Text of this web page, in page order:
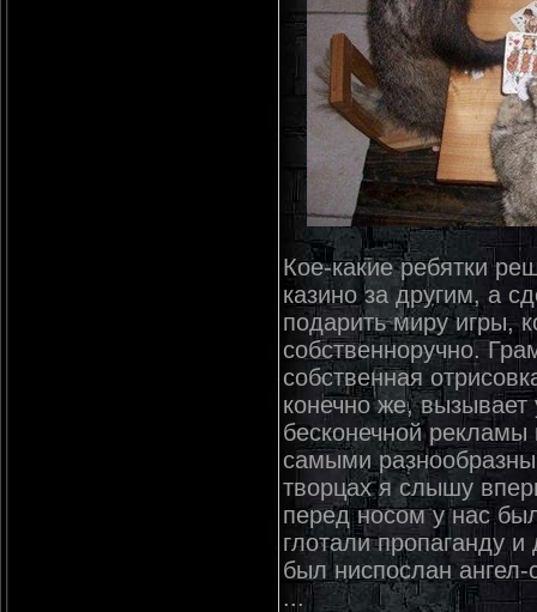
Кое-какие ребятки
казино за другим, а
подарить миру игры,
собственноручно.
собственная
конечно же,
бесконечной
самыми
творцах я слышу
перед носом у нас
глотали пропаганду
был ниспослан
...